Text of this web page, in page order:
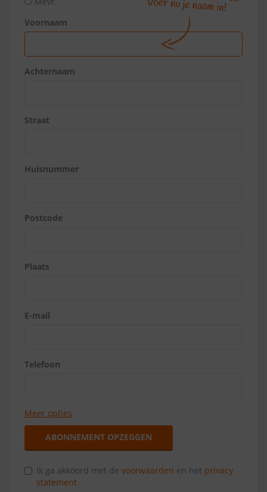
Voornaam
Achternaam
Straat
Huisnummer
Postcode
Plaats
E-mail
Telefoon
Meer opties
ABONNEMENT OPZEGGEN
Ik ga akkoord met de voorwaarden en het privacy
statement